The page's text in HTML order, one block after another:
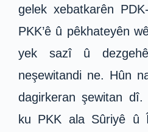
gelek xebatkarên
PKK’ê û pêkhateyên
yek sazî û
neşewitandi ne. Hûn
dagirkeran şewitan
ku PKK ala Sûriyê û